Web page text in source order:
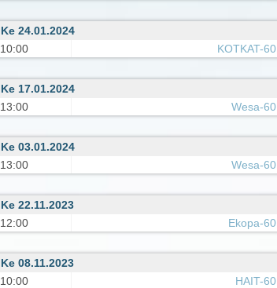
Ke 24.01.2024
10:00
KOTKAT-60
Ke 17.01.2024
13:00
Wesa-60
Ke 03.01.2024
13:00
Wesa-60
Ke 22.11.2023
12:00
Ekopa-60
Ke 08.11.2023
10:00
HAIT-60